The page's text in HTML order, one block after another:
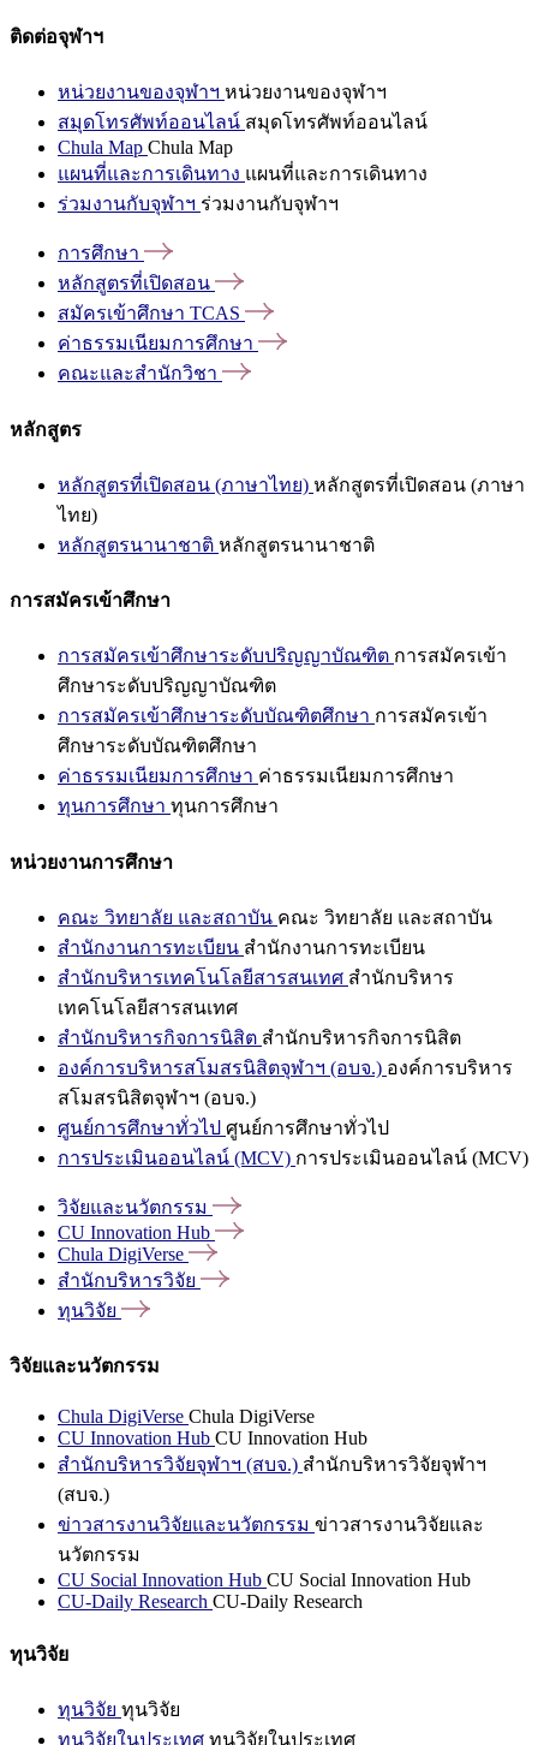
ติดต่อจุฬาฯ
หน่วยงานของจุฬาฯ หน่วยงานของจุฬาฯ
สมุดโทรศัพท์ออนไลน์ สมุดโทรศัพท์ออนไลน์
Chula Map Chula Map
แผนที่และการเดินทาง แผนที่และการเดินทาง
ร่วมงานกับจุฬาฯ ร่วมงานกับจุฬาฯ
การศึกษา
หลักสูตรที่เปิดสอน
สมัครเข้าศึกษา TCAS
ค่าธรรมเนียมการศึกษา
คณะและสำนักวิชา
หลักสูตร
หลักสูตรที่เปิดสอน (ภาษาไทย) หลักสูตรที่เปิดสอน (ภาษา
ไทย)
หลักสูตรนานาชาติ หลักสูตรนานาชาติ
การสมัครเข้าศึกษา
การสมัครเข้าศึกษาระดับปริญญาบัณฑิต การสมัครเข้า
ศึกษาระดับปริญญาบัณฑิต
การสมัครเข้าศึกษาระดับบัณฑิตศึกษา การสมัครเข้า
ศึกษาระดับบัณฑิตศึกษา
ค่าธรรมเนียมการศึกษา ค่าธรรมเนียมการศึกษา
ทุนการศึกษา ทุนการศึกษา
หน่วยงานการศึกษา
คณะ วิทยาลัย และสถาบัน คณะ วิทยาลัย และสถาบัน
สำนักงานการทะเบียน สำนักงานการทะเบียน
สำนักบริหารเทคโนโลยีสารสนเทศ สำนักบริหาร
เทคโนโลยีสารสนเทศ
สำนักบริหารกิจการนิสิต สำนักบริหารกิจการนิสิต
องค์การบริหารสโมสรนิสิตจุฬาฯ (อบจ.) องค์การบริหาร
สโมสรนิสิตจุฬาฯ (อบจ.)
ศูนย์การศึกษาทั่วไป ศูนย์การศึกษาทั่วไป
การประเมินออนไลน์ (MCV) การประเมินออนไลน์ (MCV)
วิจัยและนวัตกรรม
CU Innovation Hub
Chula DigiVerse
สำนักบริหารวิจัย
ทุนวิจัย
วิจัยและนวัตกรรม
Chula DigiVerse Chula DigiVerse
CU Innovation Hub CU Innovation Hub
สำนักบริหารวิจัยจุฬาฯ (สบจ.) สำนักบริหารวิจัยจุฬาฯ
(สบจ.)
ข่าวสารงานวิจัยและนวัตกรรม ข่าวสารงานวิจัยและ
นวัตกรรม
CU Social Innovation Hub CU Social Innovation Hub
CU-Daily Research CU-Daily Research
ทุนวิจัย
ทุนวิจัย ทุนวิจัย
ทุนวิจัยในประเทศ ทุนวิจัยในประเทศ